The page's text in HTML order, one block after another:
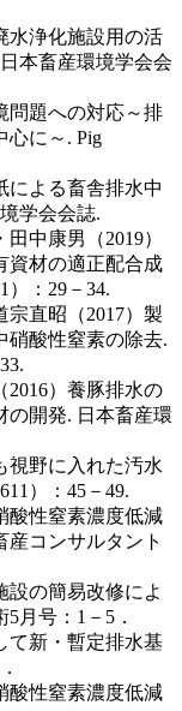
水浄化施設用の活
本畜産環境学会会
問題への対応～排
心に～. Pig
による畜舎排水中
学会会誌.
中康男（2019）
資材の適正配合成
）：29－34.
宗直昭（2017）製
硝酸性窒素の除去.
）養豚排水の
の開発. 日本畜産環
視野に入れた汚水
）：45－49.
酸性窒素濃度低減
産コンサルタント
設の簡易改修によ
月号：1－5．
て新・暫定排水基
酸性窒素濃度低減